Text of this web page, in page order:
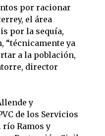
por racionar
el área
por la sequía,
“técnicamente ya
a la población,
director
y
de los Servicios
río Ramos y